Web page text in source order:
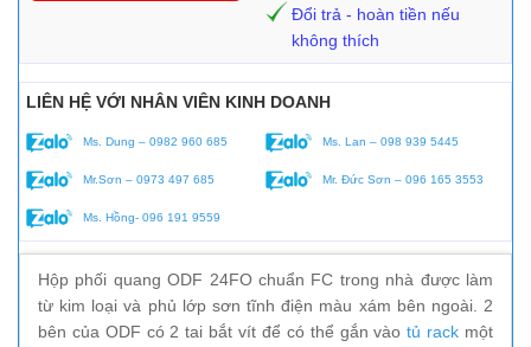
Đổi trả - hoàn tiền nếu
không thích
LIÊN HỆ VỚI NHÂN VIÊN KINH DOANH
Ms. Dung – 0982 960 685 Ms. Lan – 098 939 5445
Mr.Sơn – 0973 497 685 Mr. Đức Sơn – 096 165 3553
Ms. Hồng- 096 191 9559
Hộp phối quang ODF 24FO chuẩn FC trong nhà được làm
từ kim loại và phủ lớp sơn tĩnh điện màu xám bên ngoài. 2
bên của ODF có 2 tai bắt vít để có thể gắn vàotủ rack một